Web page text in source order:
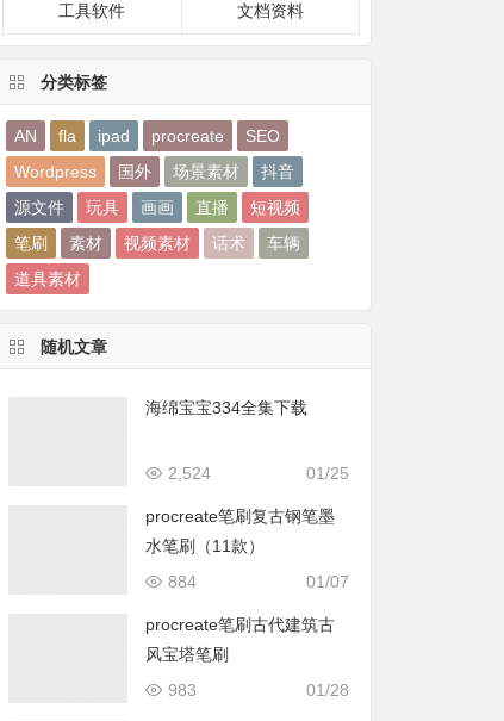
工具软件 文档资料
分类标签
AN fla ipad procreate
SEO
Wordpress
国外 场景素材
抖音
源文件
玩具 画画 直播
短视频
笔刷
素材 视频素材 话术
车辆
道具素材
随机文章
海绵宝宝334全集下载
01/25
2,524
procreate笔刷复古钢笔墨
水笔刷（11款）
01/07
884
procreate笔刷古代建筑古
风宝塔笔刷
01/28
983